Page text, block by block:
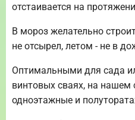
отстаивается на
В мороз желательно
не отсырел, летом - не в
Оптимальными для сада
винтовых сваях, на нашем
одноэтажные и